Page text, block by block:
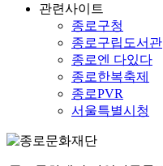
관련사이트
종로구청
종로구립도서관
종로엔 다있다
종로한복축제
종로PVR
서울특별시청